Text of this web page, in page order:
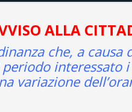
ALLA
che, a causa
interessato
variazione